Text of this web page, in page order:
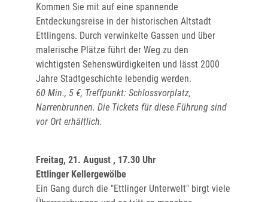
Kommen Sie mit auf eine spannende
Entdeckungsreise in der historischen Altstadt
Ettlingens. Durch verwinkelte Gassen und über
malerische Plätze führt der Weg zu den
wichtigsten Sehenswürdigkeiten und lässt 2000
Jahre Stadtgeschichte lebendig werden.
60 Min., 5 €, Treffpunkt: Schlossvorplatz,
Narrenbrunnen. Die Tickets für diese Führung sind
vor Ort erhältlich.
Freitag, 21. August , 17.30 Uhr
Ettlinger Kellergewölbe
Ein Gang durch die "Ettlinger Unterwelt" birgt viele